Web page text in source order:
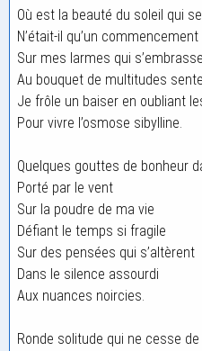
Où est la beauté du soleil qui
N’était-il qu’un commencement
Sur mes larmes qui
Au bouquet de multitudes
Je frôle un baiser en oubliant
Pour vivre l’osmose sibylline.
Quelques gouttes de bonheur
Porté par le vent
Sur la poudre de ma vie
Défiant le temps si fragile
Sur des pensées qui s’altèrent
Dans le silence assourdi
Aux nuances noircies.
Ronde solitude qui ne cesse